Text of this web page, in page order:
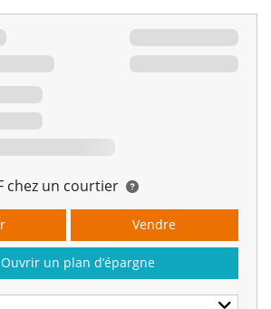
chez un courtier
Vendre
Ouvrir un plan d’épargne